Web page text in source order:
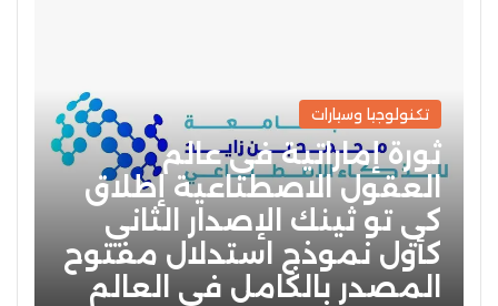
تكنولوجيا وسيارات
ثورة إماراتية في عالم
العقول الاصطناعية إطلاق
كي تو ثينك الإصدار الثاني
كأول نموذج استدلال مفتوح
المصدر بالكامل في العالم